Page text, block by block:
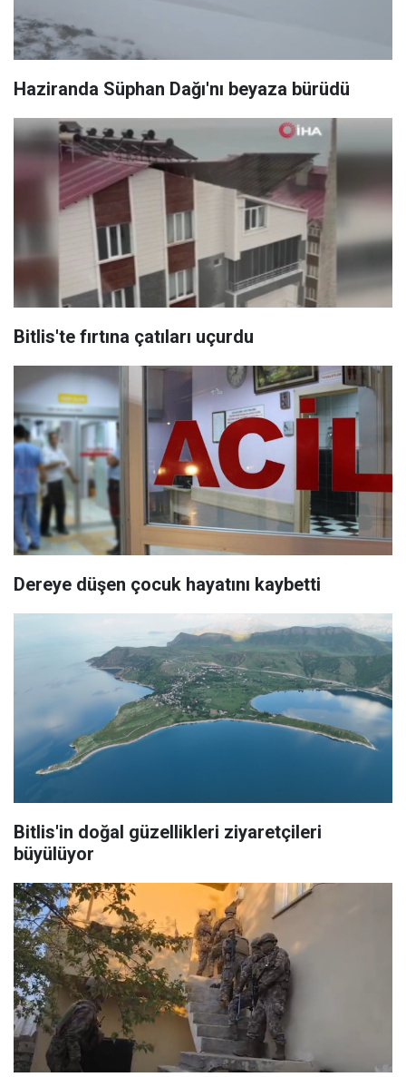
Haziranda Süphan Dağı'nı beyaza bürüdü
Bitlis'te fırtına çatıları uçurdu
Dereye düşen çocuk hayatını kaybetti
Bitlis'in doğal güzellikleri ziyaretçileri
büyülüyor